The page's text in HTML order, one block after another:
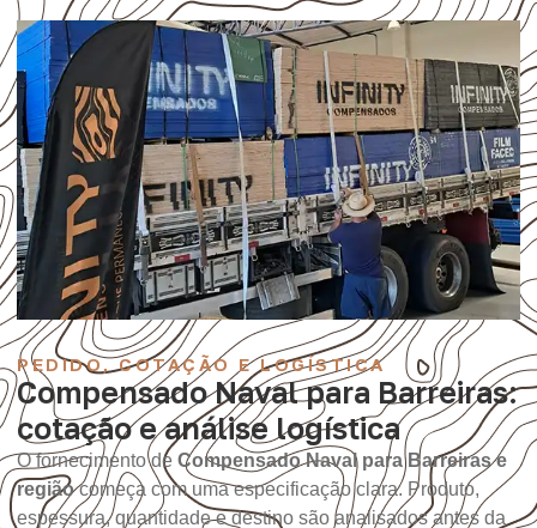
PEDIDO, COTAÇÃO E LOGÍSTICA
Compensado Naval para Barreiras:
cotação e análise logística
O fornecimento de Compensado Naval para Barreiras e
regiãocomeça com uma especificação clara. Produto,
espessura, quantidade e destino são analisados antes da